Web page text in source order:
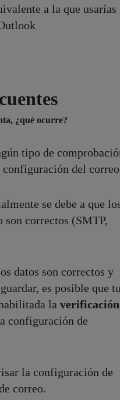
a la que usarías
¿qué ocurre?
tipo de
del
se debe a que
son correctos (SMTP,
datos son correctos y
es posible que
la verificación
configuración de
la configuración de
correo.